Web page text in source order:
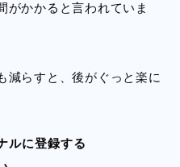
がかかると言われていま
減らすと、後がぐっと楽に
ルに登録する